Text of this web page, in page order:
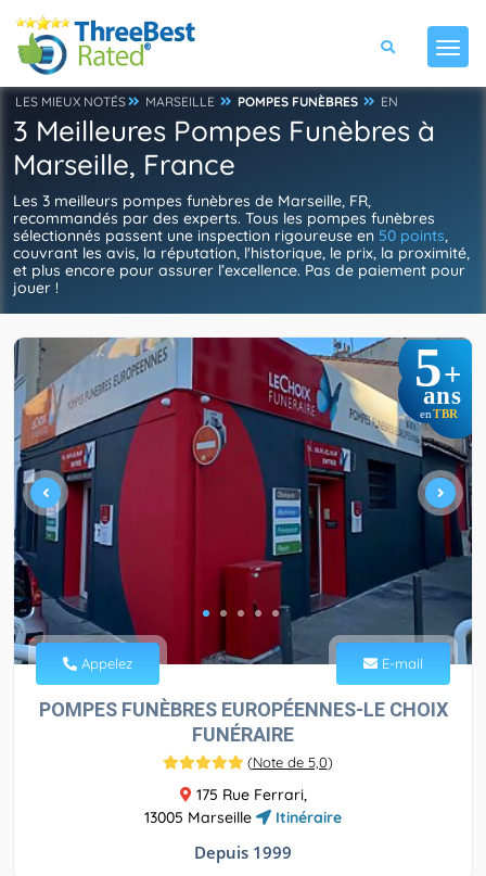
LES MIEUX NOTÉS MARSEILLE POMPES FUNÈBRES EN
3 Meilleures Pompes Funèbres à
Marseille, France
Les 3 meilleurs pompes funèbres de Marseille, FR,
recommandés par des experts. Tous les pompes funèbres
sélectionnés passent une inspection rigoureuse en 50 points,
couvrant les avis, la réputation, l'historique, le prix, la proximité,
et plus encore pour assurer l’excellence. Pas de paiement pour
jouer !
5+
ans
en TBR
Appelez E-mail
POMPES FUNÈBRES EUROPÉENNES-LE CHOIX
FUNÉRAIRE
(Note de 5,0)
175 Rue Ferrari,
13005 Marseille
Itinéraire
Depuis 1999